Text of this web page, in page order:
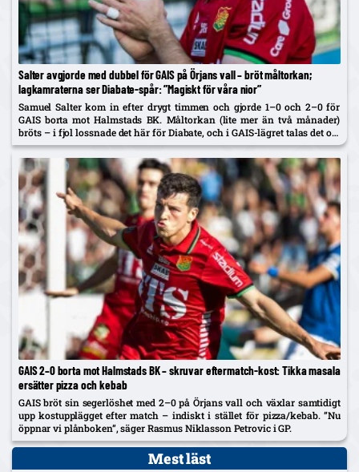
Salter avgjorde med dubbel för GAIS på Örjans vall – bröt måltorkan;
lagkamraterna ser Diabate-spår: ”Magiskt för våra nior”
Samuel Salter kom in efter drygt timmen och gjorde 1–0 och 2–0 för
GAIS borta mot Halmstads BK. Måltorkan (lite mer än två månader)
bröts – i fjol lossnade det här för Diabate, och i GAIS-lägret talas det om
en...
GAIS 2–0 borta mot Halmstads BK – skruvar eftermatch-kost: Tikka masala
ersätter pizza och kebab
GAIS bröt sin segerlöshet med 2–0 på Örjans vall och växlar samtidigt
upp kostupplägget efter match – indiskt i stället för pizza/kebab. ”Nu
öppnar vi plånboken”, säger Rasmus Niklasson Petrovic i GP.
Mest läst